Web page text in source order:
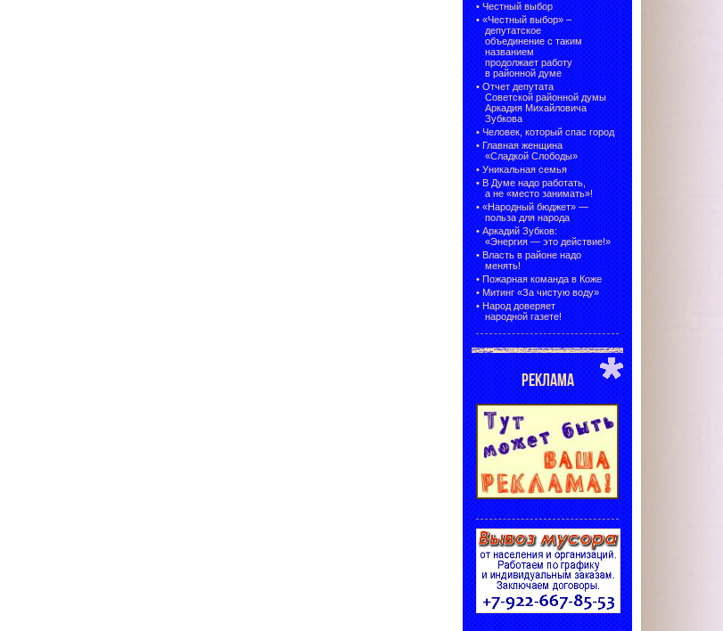
• Честный выбор
• «Честный выбор» –
депутатское
объединение с таким
названием
продолжает работу
в районной думе
• Отчет депутата
Советской районной думы
Аркадия Михайловича
Зубкова
• Человек, который спас город
• Главная женщина
«Сладкой Слободы»
• Уникальная семья
• В Думе надо работать,
а не «место занимать»!
• «Народный бюджет» —
польза для народа
• Аркадий Зубков:
«Энергия — это действие!»
• Власть в районе надо
менять!
• Пожарная команда в Коже
• Митинг «За чистую воду»
• Народ доверяет
народной газете!
РЕКЛАМА